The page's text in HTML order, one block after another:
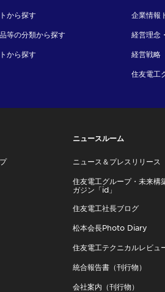
から探す
等の分類から探す
から探す
企業情報
経営理念
経営戦略
住友電工
ニュースルーム
ニュース＆プレスリリース
住友電工グループ・未来構
ガジン「id」
住友電工社長ブログ
松本会長Photo Diary
住友電工テクニカルレビュ
統合報告書（刊行物）
会社案内（刊行物）